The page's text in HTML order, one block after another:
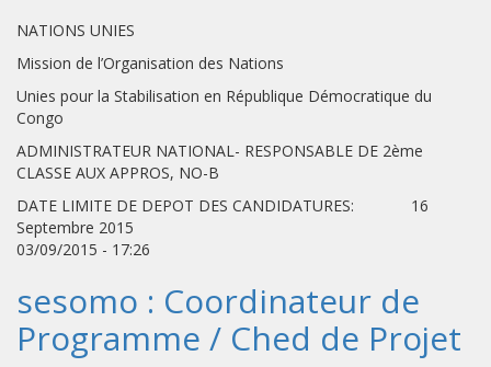
NATIONS UNIES
Mission de l’Organisation des Nations
Unies pour la Stabilisation en République Démocratique du
Congo
ADMINISTRATEUR NATIONAL- RESPONSABLE DE 2ème
CLASSE AUX APPROS, NO-B
DATE LIMITE DE DEPOT DES CANDIDATURES: 16
Septembre 2015
03/09/2015 - 17:26
sesomo : Coordinateur de
Programme / Ched de Projet